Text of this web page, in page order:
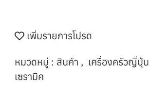
เพิ่มรายการโปรด
หมวดหมู่ : สินค้า , เครื่องครัวญี่ปุ่น
เซรามิค